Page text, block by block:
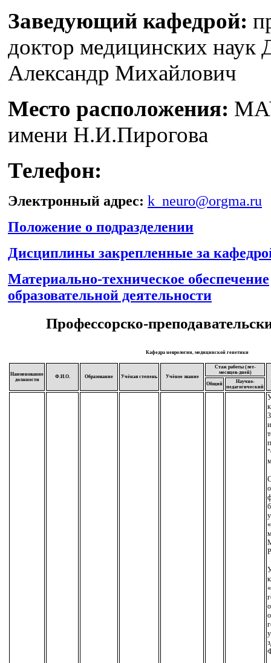
Заведующий кафедрой:
доктор медицинских
Александр Михайлович
Место расположения:
имени Н.И.Пирогова
Телефон:
Электронный адрес: k_neuro@orgma.ru
Положение о подразделении
Дисциплины закрепленные за
Материально-техническое обеспечение
образовательной деятельности
Профессорско-
Кафедра неврологии, медицинской генетики
Наименование
должности
Ф.И.О. Образование Учёная степень Учёное звание
Стаж работы (лет-
месяцев-дней)
Общий
Научно-
педагогический